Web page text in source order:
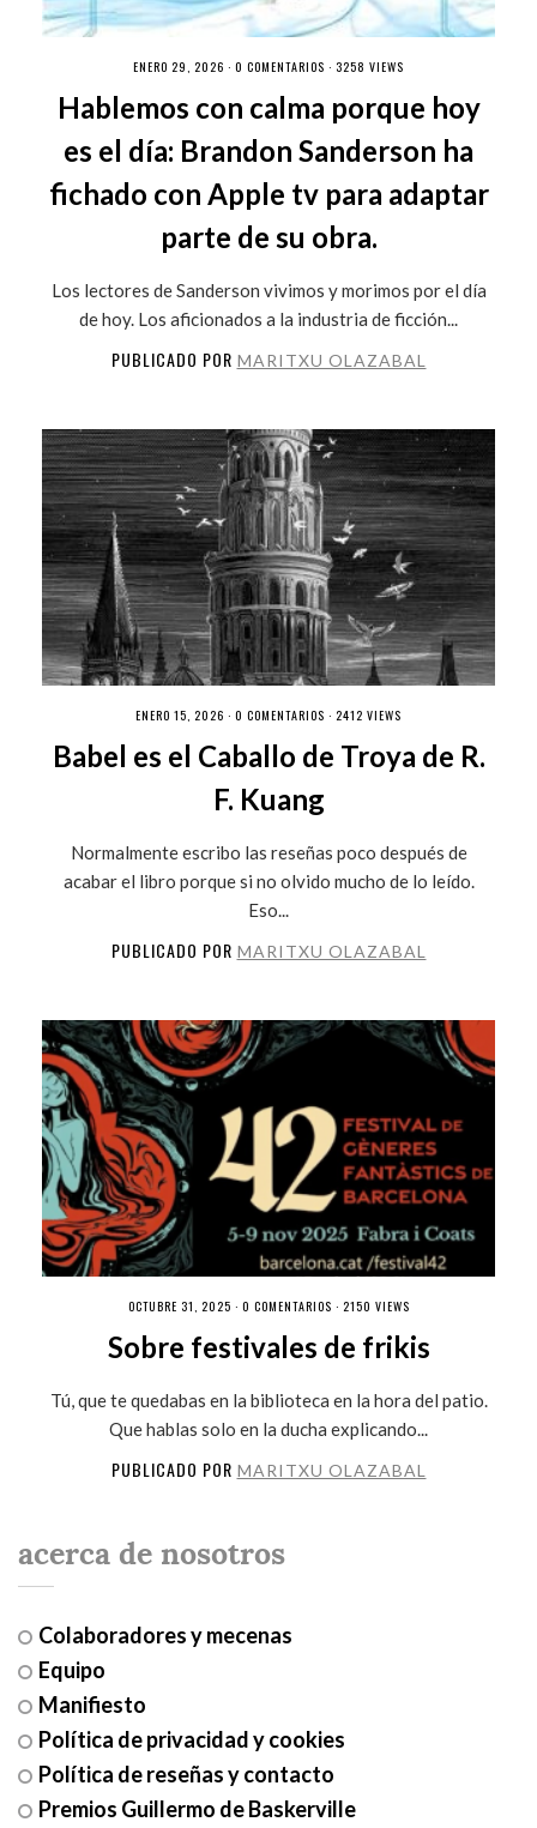
ENERO 29, 2026 · 0 COMENTARIOS · 3258 VIEWS
Hablemos con calma porque hoy
es el día: Brandon Sanderson ha
fichado con Apple tv para adaptar
parte de su obra.
Los lectores de Sanderson vivimos y morimos por el día
de hoy. Los aficionados a la industria de ficción...
PUBLICADO POR MARITXU OLAZABAL
ENERO 15, 2026 · 0 COMENTARIOS · 2412 VIEWS
Babel es el Caballo de Troya de R.
F. Kuang
Normalmente escribo las reseñas poco después de
acabar el libro porque si no olvido mucho de lo leído.
Eso...
PUBLICADO POR MARITXU OLAZABAL
OCTUBRE 31, 2025 · 0 COMENTARIOS · 2150 VIEWS
Sobre festivales de frikis
Tú, que te quedabas en la biblioteca en la hora del patio.
Que hablas solo en la ducha explicando...
PUBLICADO POR MARITXU OLAZABAL
acerca de nosotros
Colaboradores y mecenas
Equipo
Manifiesto
Política de privacidad y cookies
Política de reseñas y contacto
Premios Guillermo de Baskerville